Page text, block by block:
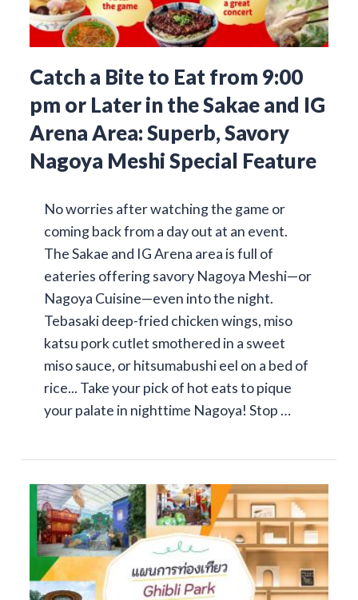
Catch a Bite to Eat from 9:00
pm or Later in the Sakae and IG
Arena Area: Superb, Savory
Nagoya Meshi Special Feature
No worries after watching the game or
coming back from a day out at an event.
The Sakae and IG Arena area is full of
eateries offering savory Nagoya Meshi—or
Nagoya Cuisine—even into the night.
Tebasaki deep-fried chicken wings, miso
katsu pork cutlet smothered in a sweet
miso sauce, or hitsumabushi eel on a bed of
rice... Take your pick of hot eats to pique
your palate in nighttime Nagoya! Stop …